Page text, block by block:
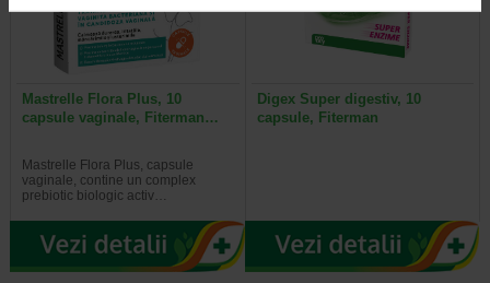
Mastrelle Flora Plus, 10
capsule vaginale, Fiterman…
Mastrelle Flora Plus, capsule
vaginale, contine un complex
prebiotic biologic activ…
Digex Super digestiv, 10
capsule, Fiterman